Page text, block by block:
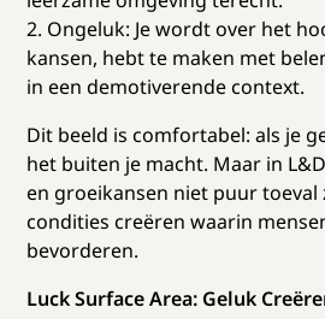
2. Ongeluk: Je wordt over het
kansen, hebt te maken met
in een demotiverende context.
Dit beeld is comfortabel: als je
het buiten je macht. Maar in
en groeikansen niet puur toeval
condities creëren waarin
bevorderen.
Luck Surface Area: Geluk